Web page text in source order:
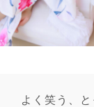
よく笑う、